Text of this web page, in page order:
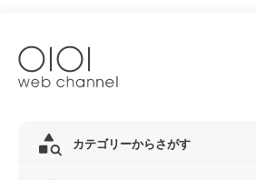
カテゴリーからさがす